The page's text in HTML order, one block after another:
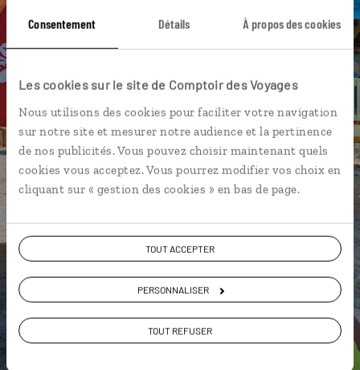
Consentement Détails À propos des cookies
Les cookies sur le site de Comptoir des Voyages
Nous utilisons des cookies pour faciliter votre navigation
sur notre site et mesurer notre audience et la pertinence
de nos publicités. Vous pouvez choisir maintenant quels
cookies vous acceptez. Vous pourrez modifier vos choix en
cliquant sur « gestion des cookies » en bas de page.
TOUT ACCEPTER
PERSONNALISER
TOUT REFUSER
Fagaloa Bay - Upolu
Faleaseela river walk - Upolu
Fugalei Fresh Produce Market - Upolu
Aganoa black sand beach - Upolu
Aurélie,
spécialiste Samoa
Suivez vos envies et demandez conseils à nos
spécialistes